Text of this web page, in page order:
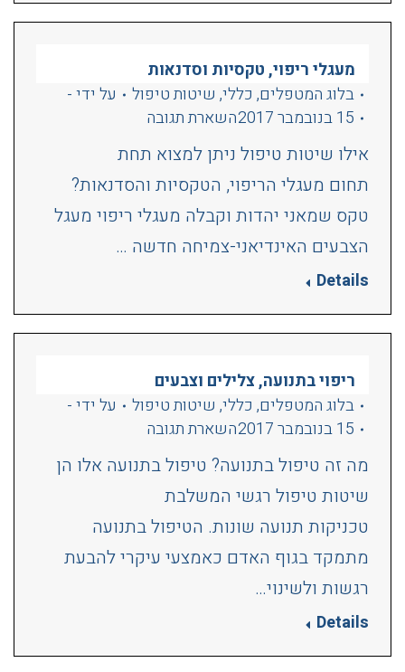
מעגלי ריפוי, טקסיות וסדנאות
בלוג המטפלים, כללי, שיטות טיפול על ידי-
15 בנובמבר 2017
השארת תגובה
אילו שיטות טיפול ניתן למצוא תחת
תחום מעגלי הריפוי, הטקסיות והסדנאות?
טקס שמאני יהדות וקבלה מעגלי ריפוי מעגל
הצבעים האינדיאני-צמיחה חדשה …
Details
ריפוי בתנועה, צלילים וצבעים
בלוג המטפלים, כללי, שיטות טיפול על ידי-
15 בנובמבר 2017
השארת תגובה
מה זה טיפול בתנועה? טיפול בתנועה אלו הן
שיטות טיפול רגשי המשלבת
טכניקות תנועה שונות. הטיפול בתנועה
מתמקד בגוף האדם כאמצעי עיקרי להבעת
רגשות ולשינוי…
Details